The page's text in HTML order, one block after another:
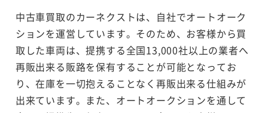
中古車買取のカーネクストは、自社でオートオーク
ションを運営しています。そのため、お客様から買
取した車両は、提携する全国13,000社以上の業者へ
再販出来る販路を保有することが可能となってお
り、在庫を一切抱えることなく再販出来る仕組みが
出来ています。また、オートオークションを通して